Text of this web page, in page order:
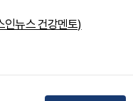
인뉴스 건강멘토)